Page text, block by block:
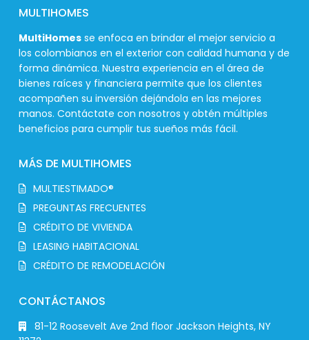
MULTIHOMES
MultiHomes se enfoca en brindar el mejor servicio a
los colombianos en el exterior con calidad humana y de
forma dinámica. Nuestra experiencia en el área de
bienes raíces y financiera permite que los clientes
acompañen su inversión dejándola en las mejores
manos. Contáctate con nosotros y obtén múltiples
beneficios para cumplir tus sueños más fácil.
MÁS DE MULTIHOMES
MULTIESTIMADO®
PREGUNTAS FRECUENTES
CRÉDITO DE VIVIENDA
LEASING HABITACIONAL
CRÉDITO DE REMODELACIÓN
CONTÁCTANOS
81-12 Roosevelt Ave 2nd floor Jackson Heights, NY